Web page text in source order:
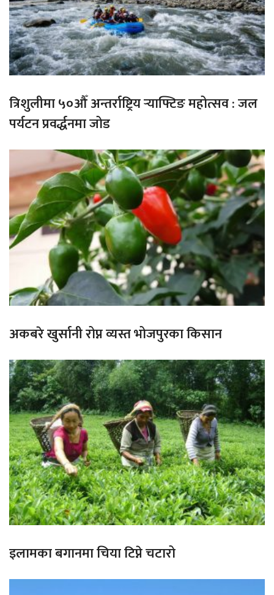
त्रिशुलीमा ५०औँ अन्तर्राष्ट्रिय र्‍याफ्टिङ महोत्सव : जल
पर्यटन प्रवर्द्धनमा जोड
अकबरे खुर्सानी रोप्न व्यस्त भोजपुरका किसान
इलामका बगानमा चिया टिप्ने चटारो